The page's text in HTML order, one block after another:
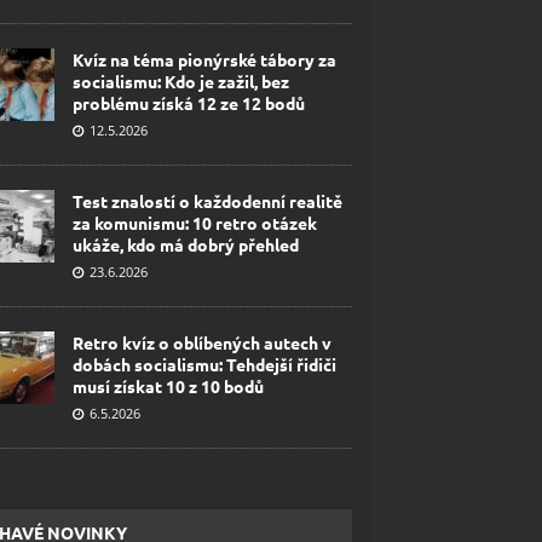
Kvíz na téma pionýrské tábory za
socialismu: Kdo je zažil, bez
problému získá 12 ze 12 bodů
12.5.2026
Test znalostí o každodenní realitě
za komunismu: 10 retro otázek
ukáže, kdo má dobrý přehled
23.6.2026
Retro kvíz o oblíbených autech v
dobách socialismu: Tehdejší řidiči
musí získat 10 z 10 bodů
6.5.2026
NOVINKY